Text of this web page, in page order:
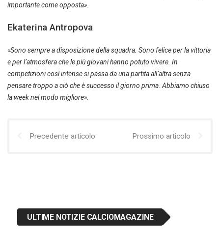
importante come opposta».
Ekaterina Antropova
«Sono sempre a disposizione della squadra. Sono felice per la vittoria
e per l’atmosfera che le più giovani hanno potuto vivere. In
competizioni così intense si passa da una partita all’altra senza
pensare troppo a ciò che è successo il giorno prima. Abbiamo chiuso
la week nel modo migliore».
Precedente articolo Prossimo articolo
ULTIME NOTIZIE CALCIOMAGAZINE